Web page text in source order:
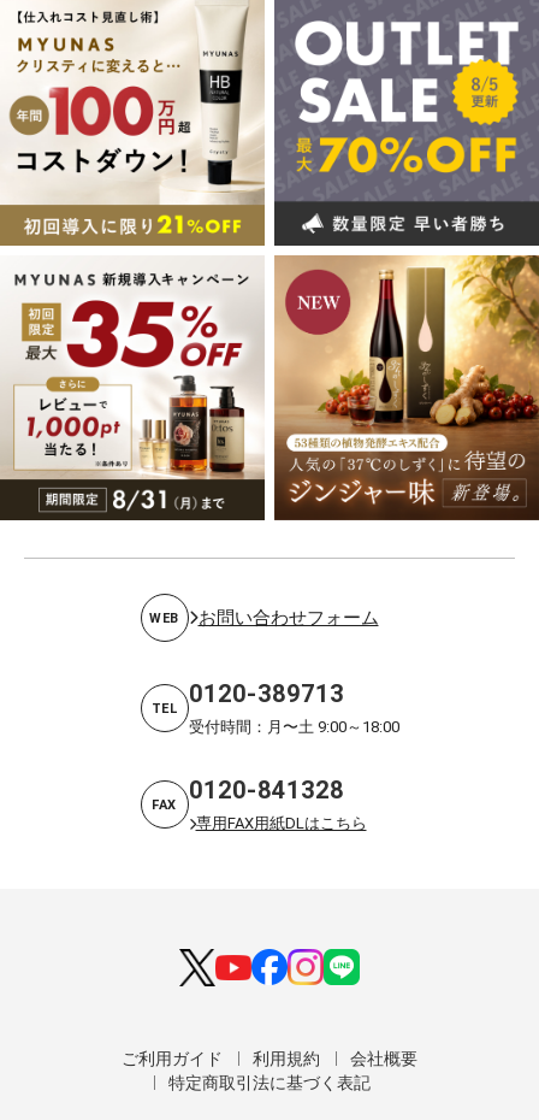
WEB お問い合わせフォーム
TEL 0120-389713
受付時間：月〜土 9:00～18:00
FAX 0120-841328
専用FAX用紙DLはこちら
ご利用ガイド 利用規約
会社概要
特定商取引法に基づく表記